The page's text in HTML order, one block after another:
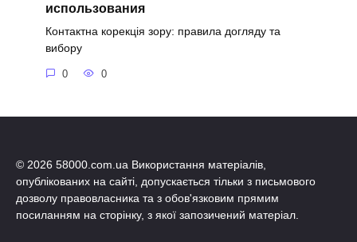
использования
Контактна корекція зору: правила догляду та
вибору
0 0
© 2026 58000.com.ua Використання матеріалів,
опублікованих на сайті, допускається тільки з письмового
дозволу правовласника та з обов'язковим прямим
посиланням на сторінку, з якої запозичений матеріал.